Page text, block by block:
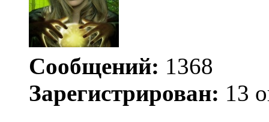
Сообщений: 1368
Зарегистрирован: 13